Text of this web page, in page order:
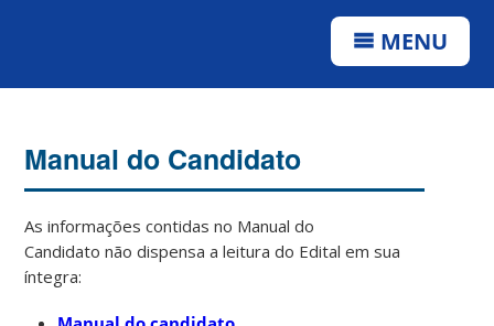
MENU
Manual do Candidato
As informações contidas no Manual do
Candidato não dispensa a leitura do Edital em sua
íntegra: